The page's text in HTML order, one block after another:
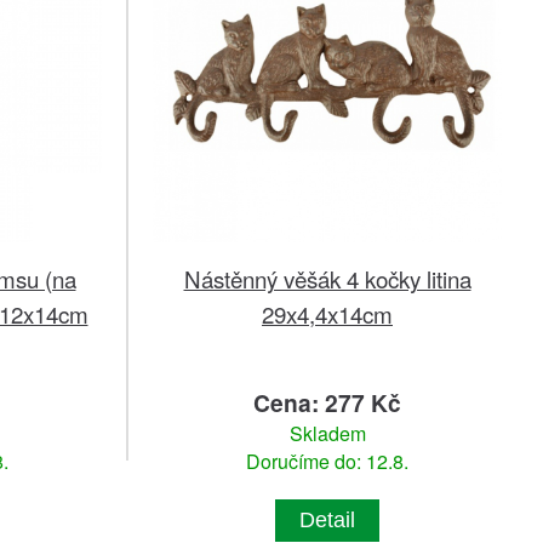
(na
Nástěnný věšák 4 kočky litina
29x4,4x14cm
Cena: 277 Kč
Skladem
Doručíme do: 12.8.
Detail